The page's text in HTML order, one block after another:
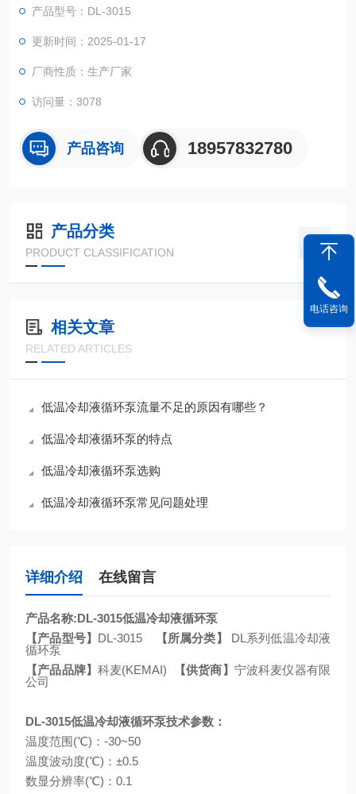
产品型号：DL-3015
更新时间：2025-01-17
厂商性质：生产厂家
访问量：3078
产品咨询 18957832780
产品分类
PRODUCT CLASSIFICATION
相关文章
RELATED ARTICLES
低温冷却液循环泵流量不足的原因有哪些？
低温冷却液循环泵的特点
低温冷却液循环泵选购
低温冷却液循环泵常见问题处理
详细介绍 在线留言
产品名称:DL-3015低温冷却液循环泵
【产品型号】 DL-3015 【所属分类】 DL 系列低温冷却液
循环泵
【产品品牌】科麦(KEMAI) 【供货商】 宁波科麦仪器有限
公司
DL-3015低温冷却液循环泵技术参数：
温度范围 (℃) ： -30~50
温度波动度(℃) ：±0.5
数显分辨率(℃) ： 0.1
电话咨询